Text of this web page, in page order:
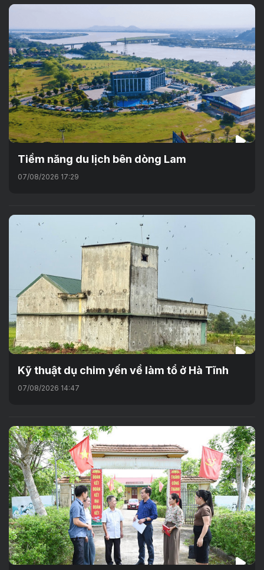
Tiềm năng du lịch bên dòng Lam
07/08/2026 17:29
Kỹ thuật dụ chim yến về làm tổ ở Hà Tĩnh
07/08/2026 14:47